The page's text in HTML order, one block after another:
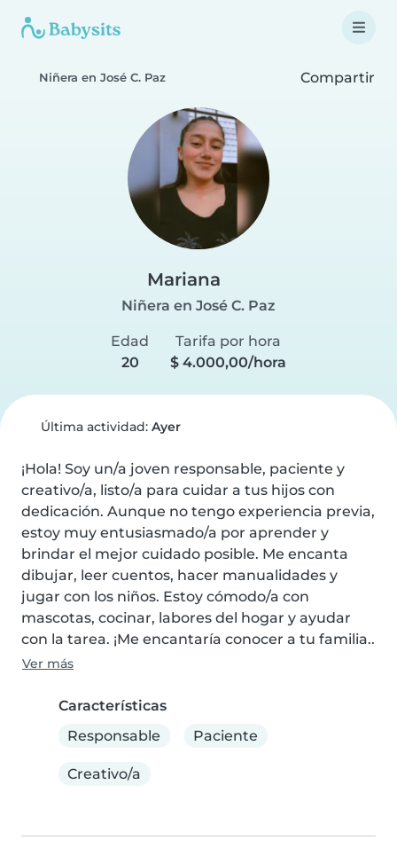
Niñera en José C. Paz Compartir
Mariana
Niñera en José C. Paz
Edad
20
Tarifa por hora
$ 4.000,00/hora
Última actividad: Ayer
¡Hola! Soy un/a joven responsable, paciente y
creativo/a, listo/a para cuidar a tus hijos con
dedicación. Aunque no tengo experiencia previa,
estoy muy entusiasmado/a por aprender y
brindar el mejor cuidado posible. Me encanta
dibujar, leer cuentos, hacer manualidades y
jugar con los niños. Estoy cómodo/a con
mascotas, cocinar, labores del hogar y ayudar
con la tarea. ¡Me encantaría conocer a tu familia..
Ver más
Características
Responsable
Paciente
Creativo/a